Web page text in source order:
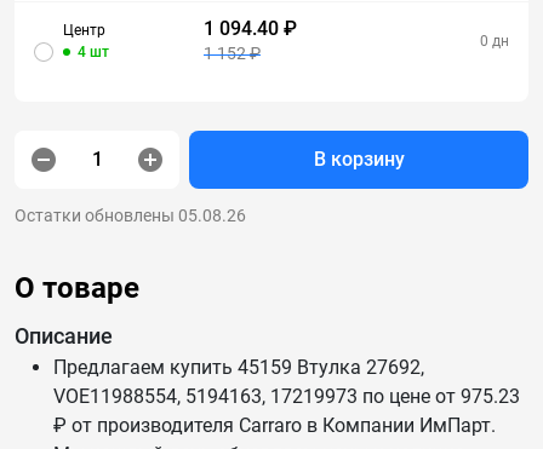
Центр
4 шт
1 094.40 ₽
1 152 ₽
0 дн
В корзину
Остатки обновлены 05.08.26
О товаре
Описание
Предлагаем купить 45159 Втулка 27692,
VOE11988554, 5194163, 17219973 по цене от 975.23
₽ от производителя Carraro в Компании ИмПарт.